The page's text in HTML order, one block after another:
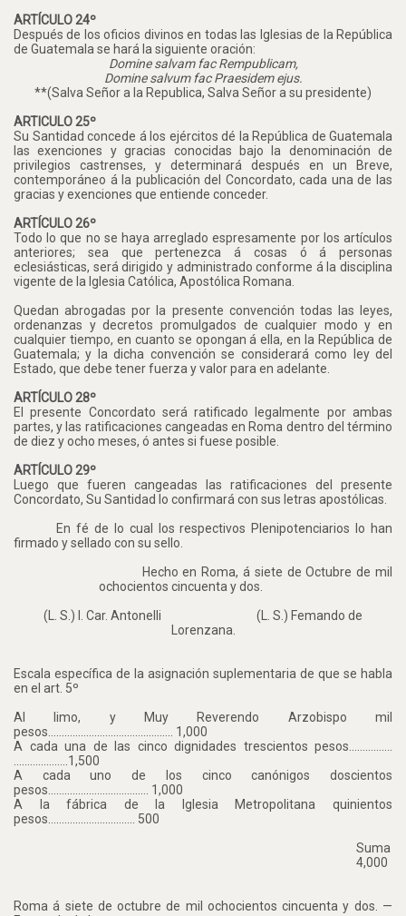
ARTÍCULO 24º
Después de los oficios divinos en todas las Iglesias de la República
de Guatemala se hará la siguiente oración:
Domine salvam fac Rempublicam,
Domine salvum fac Praesidem ejus.
**(Salva Señor a la Republica, Salva Señor a su presidente)
ARTICULO 25º
Su Santidad concede á los ejércitos dé la República de Guatemala
las exenciones y gracias conocidas bajo la denominación de
privilegios castrenses, y determinará después en un Breve,
contemporáneo á la publicación del Concordato, cada una de las
gracias y exenciones que entiende conceder.
ARTÍCULO 26º
Todo lo que no se haya arreglado espresamente por los artículos
anteriores; sea que pertenezca á cosas ó á personas
eclesiásticas, será dirigido y administrado conforme á la disciplina
vigente de la Iglesia Católica, Apostólica Romana.
Quedan abrogadas por la presente convención todas las leyes,
ordenanzas y decretos promulgados de cualquier modo y en
cualquier tiempo, en cuanto se opongan á ella, en la República de
Guatemala; y la dicha convención se considerará como ley del
Estado, que debe tener fuerza y valor para en adelante.
ARTÍCULO 28º
El presente Concordato será ratificado legalmente por ambas
partes, y las ratificaciones cangeadas en Roma dentro del término
de diez y ocho meses, ó antes si fuese posible.
ARTÍCULO 29º
Luego que fueren cangeadas las ratificaciones del presente
Concordato, Su Santidad lo confirmará con sus letras apostólicas.
En fé de lo cual los respectivos Plenipotenciarios lo han
firmado y sellado con su sello.
Hecho en Roma, á siete de Octubre de mil
ochocientos cincuenta y dos.
(L. S.) I. Car. Antonelli
(L. S.) Femando de
Lorenzana.
Escala específica de la asignación suplementaria de que se habla
en el art. 5º
Al limo, y Muy Reverendo Arzobispo mil
pesos………………………………………. 1,000
A cada una de las cinco dignidades trescientos pesos…………….
………………..1,500
A cada uno de los cinco canónigos doscientos
pesos………………………………. 1,000
A la fábrica de la Iglesia Metropolitana quinientos
pesos………………………….. 500
Suma
4,000
Roma á siete de octubre de mil ochocientos cincuenta y dos. —